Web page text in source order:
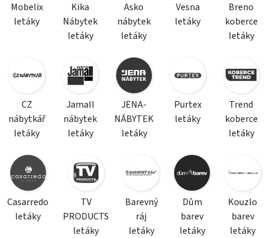
Mobelix
letáky
Kika
Nábytek
letáky
Asko
nábytek
letáky
Vesna
letáky
Breno
koberce
letáky
CZ
nábytkář
letáky
Jamall
nábytek
letáky
JENA-
NÁBYTEK
letáky
Purtex
letáky
Trend
koberce
letáky
Casarredo
letáky
TV
PRODUCTS
letáky
Barevný
ráj
letáky
Dům
barev
letáky
Kouzlo
barev
letáky